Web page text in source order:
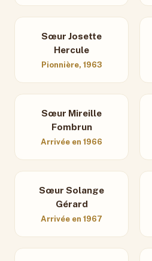
Sœur Josette
Hercule
Pionnière, 1963
Sœur Mireille
Fombrun
Arrivée en 1966
Sœur Solange
Gérard
Arrivée en 1967